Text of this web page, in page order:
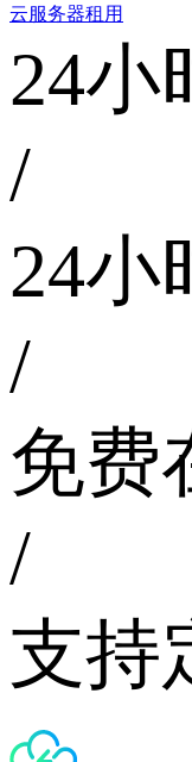
云服务器租用
24小
/
24小
/
免费
/
支持